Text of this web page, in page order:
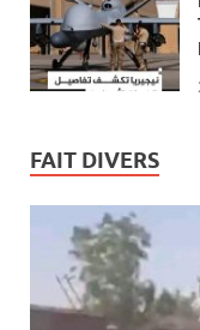
FAIT DIVERS